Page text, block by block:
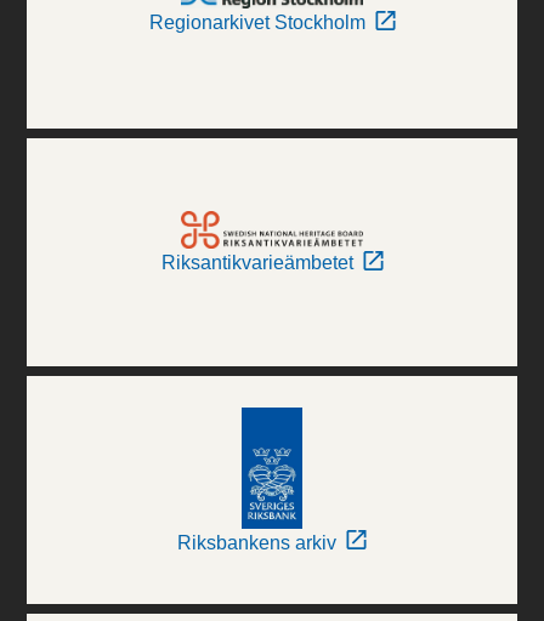
Regionarkivet Stockholm
Riksantikvarieämbetet
Riksbankens arkiv